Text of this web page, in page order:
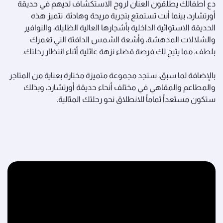
دع أطفالك يطلقون العنان لروح الاستكشاف لديهم في حديقة
أورتشارد، بينما أنت تستمتع بتجربة مريحة وهادئة. تتميز هذه
الحديقة الاستوائية الداخلية بأشجارها العالية الظليلة، والنوافير
والشلالات المدهشة، وأشعة الشمس الدافئة التي تغمرك
بلطف، مما يتيح لك فرصة قضاء نزهة عائلية أثناء انتظار رحلتك.
بالإضافة لما سبق، ستجد مجموعة متميزة مختارة بعناية من المتاجر
والمطاعم والمقاهي في مختلف أنحاء حديقة أورتشارد، وبذلك
ستكون مستعداً تماماً للانطلاق نحو رحلتك المثالية.